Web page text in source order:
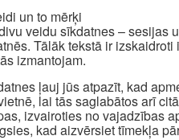
un to mērķi
veidu sīkdatnes – sesijas
Tālāk tekstā ir
izmantojam.
ļauj jūs atpazīt, kad
lai tās saglabātos arī
izvairoties no vajadzības
kad aizvērsiet tīmekļa